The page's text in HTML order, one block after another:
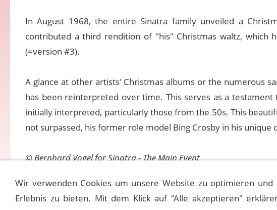
In August 1968, the entire Sinatra family unveiled a
contributed a third rendition of "his" Christmas waltz, which
(=version #3).
A glance at other artists' Christmas albums or the numerous
has been reinterpreted over time. This serves as a
initially interpreted, particularly those from the 50s. This
not surpassed, his former role model Bing Crosby in his unique
©Bernhard Vogel for Sinatra - The Main Event
Wir verwenden Cookies um unsere Website zu optimieren und
Erlebnis zu bieten. Mit dem Klick auf "Alle akzeptieren"